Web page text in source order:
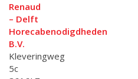
Renaud
– Delft
Horecabenodigdheden
B.V.
Kleveringweg
5c